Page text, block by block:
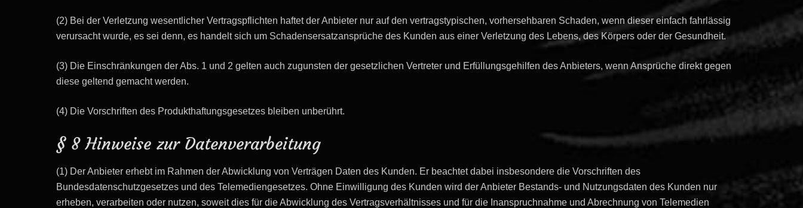
(2) Bei der Verletzung wesentlicher Vertragspflichten haftet der Anbieter nur auf den vertragstypischen, vorhersehbaren Schaden, wenn dieser einfach fahrlässig
verursacht wurde, es sei denn, es handelt sich um Schadensersatzansprüche des Kunden aus einer Verletzung des Lebens, des Körpers oder der Gesundheit.
(3) Die Einschränkungen der Abs. 1 und 2 gelten auch zugunsten der gesetzlichen Vertreter und Erfüllungsgehilfen des Anbieters, wenn Ansprüche direkt gegen
diese geltend gemacht werden.
(4) Die Vorschriften des Produkthaftungsgesetzes bleiben unberührt.
§ 8 Hinweise zur Datenverarbeitung
(1) Der Anbieter erhebt im Rahmen der Abwicklung von Verträgen Daten des Kunden. Er beachtet dabei insbesondere die Vorschriften des
Bundesdatenschutzgesetzes und des Telemediengesetzes. Ohne Einwilligung des Kunden wird der Anbieter Bestands- und Nutzungsdaten des Kunden nur
erheben, verarbeiten oder nutzen, soweit dies für die Abwicklung des Vertragsverhältnisses und für die Inanspruchnahme und Abrechnung von Telemedien